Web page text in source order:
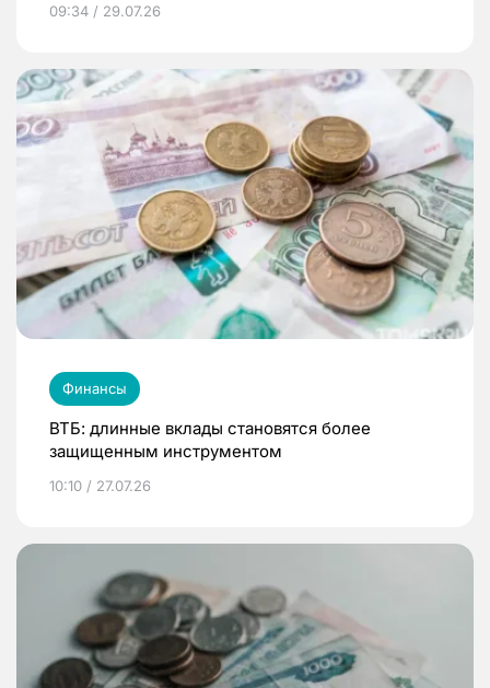
09:34 / 29.07.26
Финансы
ВТБ: длинные вклады становятся более
защищенным инструментом
10:10 / 27.07.26